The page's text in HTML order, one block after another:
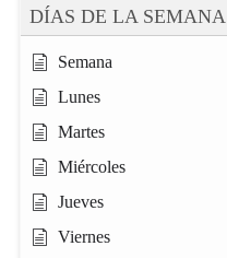
DÍAS DE LA SEMANA
Semana
Lunes
Martes
Miércoles
Jueves
Viernes